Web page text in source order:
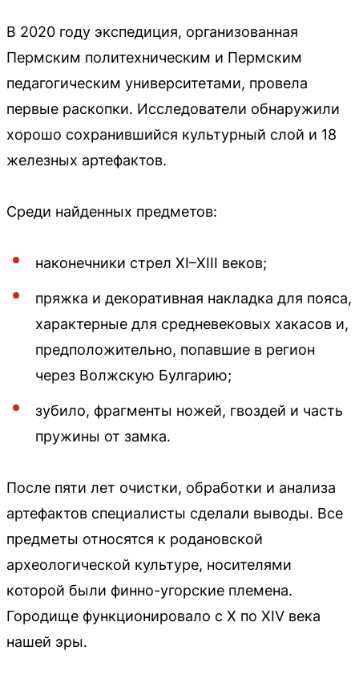
В 2020 году экспедиция, организованная
Пермским политехническим и Пермским
педагогическим университетами, провела
первые раскопки. Исследователи обнаружили
хорошо сохранившийся культурный слой и 18
железных артефактов.
Среди найденных предметов:
наконечники стрел XI–XIII веков;
пряжка и декоративная накладка для пояса,
характерные для средневековых хакасов и,
предположительно, попавшие в регион
через Волжскую Булгарию;
зубило, фрагменты ножей, гвоздей и часть
пружины от замка.
После пяти лет очистки, обработки и анализа
артефактов специалисты сделали выводы. Все
предметы относятся к родановской
археологической культуре, носителями
которой были финно-угорские племена.
Городище функционировало с X по XIV века
нашей эры.